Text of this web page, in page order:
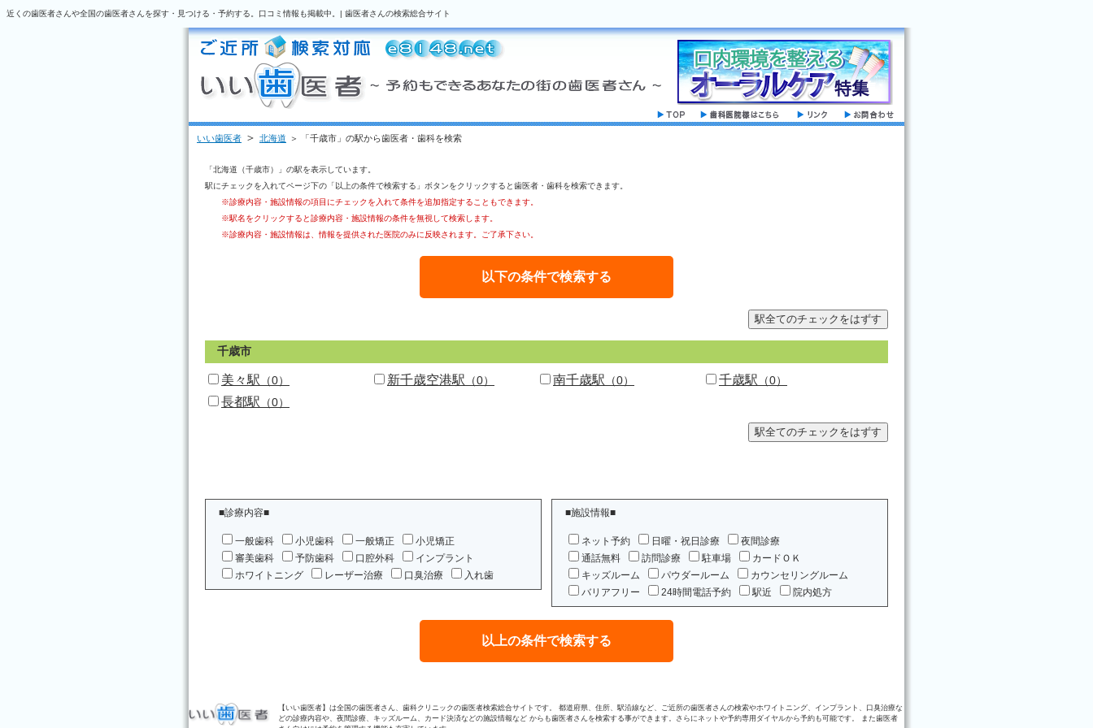
近くの歯医者さんや全国の歯医者さんを探す・見つける・予約する。口コミ情報も掲載中。| 歯医者さんの検索総合サイト
いい歯医者 ＞ 北海道 ＞ 「千歳市」の駅から歯医者・歯科を検索
「北海道（千歳市）」の駅を表示しています。
駅にチェックを入れてページ下の「以上の条件で検索する」ボタンをクリックすると歯医者・歯科を検索できます。
※診療内容・施設情報の項目にチェックを入れて条件を追加指定することもできます。
※駅名をクリックすると診療内容・施設情報の条件を無視して検索します。
※診療内容・施設情報は、情報を提供された医院のみに反映されます。ご了承下さい。
千歳市
美々駅 （0） 新千歳空港駅 （0） 南千歳駅 （0） 千歳駅 （0）
長都駅 （0）
■診療内容■
一般歯科 小児歯科 一般矯正
小児矯正
審美歯科
予防歯科 口腔外科
インプラント
ホワイトニング
レーザー治療 口臭治療 入れ歯
■施設情報■
ネット予約 日曜・祝日診療
夜間診療
通話無料
訪問診療 駐車場
カードＯＫ
キッズルーム
パウダールーム
カウンセリングルーム
バリアフリー
24時間電話予約 駅近 院内処方
【いい歯医者】は全国の歯医者さん、歯科クリニックの歯医者検索総合サイトです。 都道府県、住所、駅沿線など、ご近所の歯医者さんの検索やホワイトニング、インプラント、口臭治療な
どの診療内容や、夜間診療、キッズルーム、カード決済などの施設情報など からも歯医者さんを検索する事ができます。さらにネットや予約専用ダイヤルから予約も可能です。 また歯医者